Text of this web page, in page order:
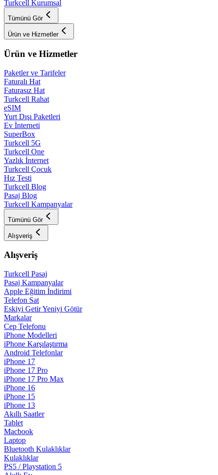
Turkcell Kurumsal
Tümünü Gör
Ürün ve Hizmetler
Ürün ve Hizmetler
Paketler ve Tarifeler
Faturalı Hat
Faturasız Hat
Turkcell Rahat
eSIM
Yurt Dışı Paketleri
Ev İnterneti
SuperBox
Turkcell 5G
Turkcell One
Yazlık İnternet
Turkcell Çocuk
Hız Testi
Turkcell Blog
Pasaj Blog
Turkcell Kampanyalar
Tümünü Gör
Alışveriş
Alışveriş
Turkcell Pasaj
Pasaj Kampanyalar
Apple Eğitim İndirimi
Telefon Sat
Eskiyi Getir Yeniyi Götür
Markalar
Cep Telefonu
iPhone Modelleri
iPhone Karşılaştırma
Android Telefonlar
iPhone 17
iPhone 17 Pro
iPhone 17 Pro Max
iPhone 16
iPhone 15
iPhone 13
Akıllı Saatler
Tablet
Macbook
Laptop
Bluetooth Kulaklıklar
Kulaklıklar
PS5 / Playstation 5